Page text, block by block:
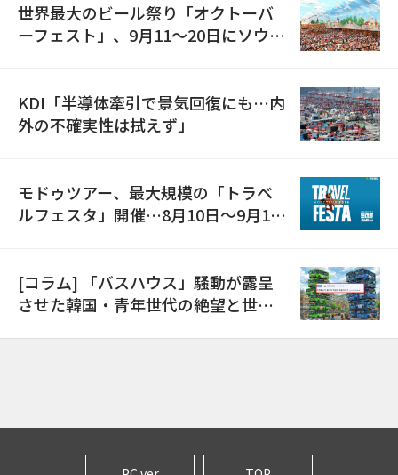
世界最大のビール祭り「オクトーバ
ーフェスト」、9月11〜20日にソウル
KDI「半導体牽引で景気回復にも…内
外の不確実性は拭えず」
モドゥツアー、最大規模の「トラベ
ルフェスタ」開催…8月10日～9月11
[コラム] 「バスハウス」騒動が露呈
させた韓国・青年世代の絶望と世代